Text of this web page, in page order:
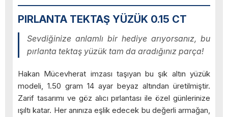
PIRLANTA TEKTAŞ YÜZÜK 0.15 CT
Sevdiğinize anlamlı bir hediye arıyorsanız, bu
pırlanta tektaş yüzük tam da aradığınız parça!
Hakan Mücevherat imzası taşıyan bu şık altın yüzük
modeli, 1.50 gram 14 ayar beyaz altından üretilmiştir.
Zarif tasarımı ve göz alıcı pırlantası ile özel günlerinize
ışıltı katar. Her anınıza eşlik edecek bu değerli armağan,